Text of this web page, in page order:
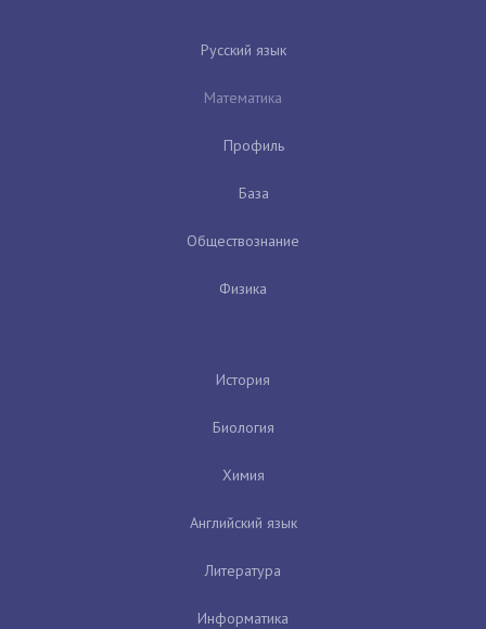
Русский язык
Математика
Профиль
База
Обществознание
Физика
История
Биология
Химия
Английский язык
Литература
Информатика